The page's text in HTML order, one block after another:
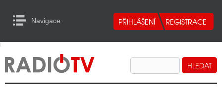
Navigace
RADIA
TELEVIZE
to Content